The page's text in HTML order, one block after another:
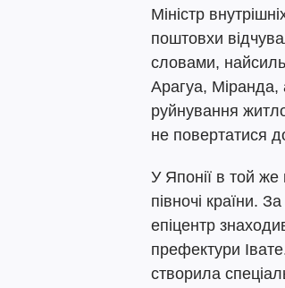
Міністр
поштовхи
словами,
Арагуа, Міранда,
руйнування
не повертатися
У Японії в той же
півночі країни.
епіцентр
префектури
створила